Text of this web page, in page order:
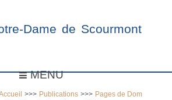
Dame de Scourmont
MENU
>>> Publications >>> Pages de Dom